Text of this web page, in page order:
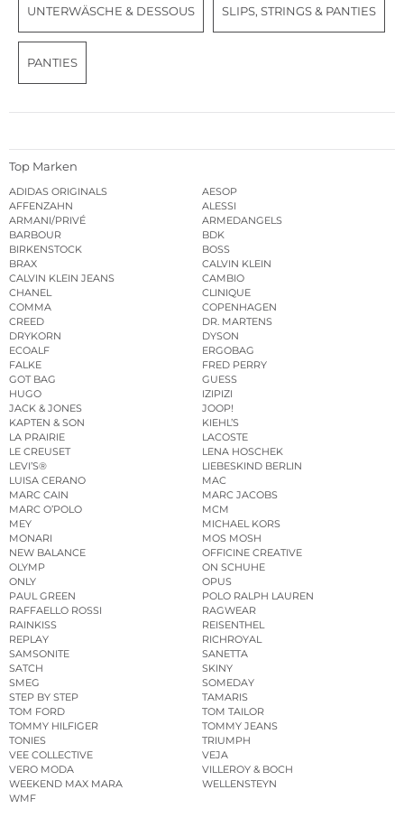
UNTERWÄSCHE & DESSOUS SLIPS, STRINGS & PANTIES
PANTIES
Top Marken
ADIDAS ORIGINALS
AESOP
AFFENZAHN
ALESSI
ARMANI/PRIVÉ
ARMEDANGELS
BARBOUR
BDK
BIRKENSTOCK
BOSS
BRAX
CALVIN KLEIN
CALVIN KLEIN JEANS
CAMBIO
CHANEL
CLINIQUE
COMMA
COPENHAGEN
CREED
DR. MARTENS
DRYKORN
DYSON
ECOALF
ERGOBAG
FALKE
FRED PERRY
GOT BAG
GUESS
HUGO
IZIPIZI
JACK & JONES
JOOP!
KAPTEN & SON
KIEHL’S
LA PRAIRIE
LACOSTE
LE CREUSET
LENA HOSCHEK
LEVI’S®
LIEBESKIND BERLIN
LUISA CERANO
MAC
MARC CAIN
MARC JACOBS
MARC O’POLO
MCM
MEY
MICHAEL KORS
MONARI
MOS MOSH
NEW BALANCE
OFFICINE CREATIVE
OLYMP
ON SCHUHE
ONLY
OPUS
PAUL GREEN
POLO RALPH LAUREN
RAFFAELLO ROSSI
RAGWEAR
RAINKISS
REISENTHEL
REPLAY
RICHROYAL
SAMSONITE
SANETTA
SATCH
SKINY
SMEG
SOMEDAY
STEP BY STEP
TAMARIS
TOM FORD
TOM TAILOR
TOMMY HILFIGER
TOMMY JEANS
TONIES
TRIUMPH
VEE COLLECTIVE
VEJA
VERO MODA
VILLEROY & BOCH
WEEKEND MAX MARA
WELLENSTEYN
WMF